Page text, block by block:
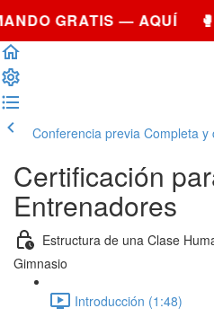
GRATIS — AQUÍ
Conferencia previa Completa y
Certificación
Entrenadores
Estructura de una Clase
Gimnasio
Introducción (1:48)